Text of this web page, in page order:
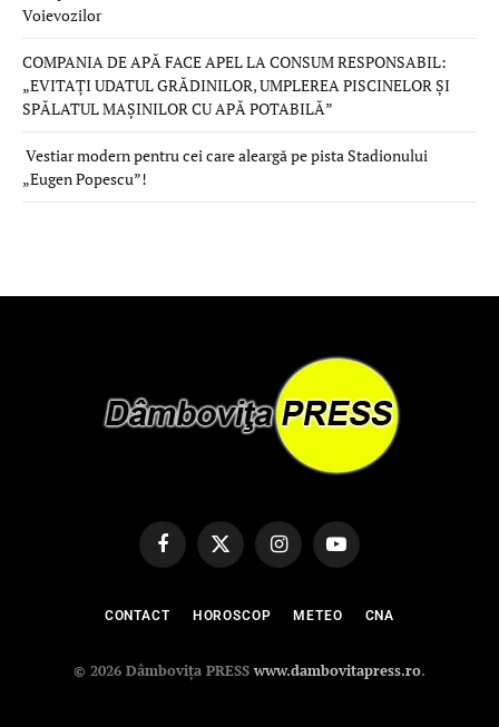
Voievozilor
COMPANIA DE APĂ FACE APEL LA CONSUM RESPONSABIL:
„EVITAȚI UDATUL GRĂDINILOR, UMPLEREA PISCINELOR ȘI
SPĂLATUL MAȘINILOR CU APĂ POTABILĂ”
Vestiar modern pentru cei care aleargă pe pista Stadionului
„Eugen Popescu”!
FacebookX
(Twitter)
InstagramYouTube
CONTACT HOROSCOP METEO CNA
© 2026 Dâmbovița PRESSwww.dambovitapress.ro.